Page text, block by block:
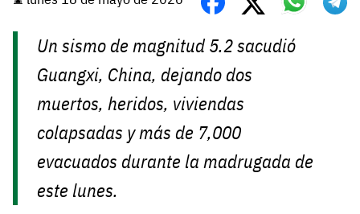
Un sismo de magnitud 5.2 sacudió
Guangxi, China, dejando dos
muertos, heridos, viviendas
colapsadas y más de 7,000
evacuados durante la madrugada de
este lunes.